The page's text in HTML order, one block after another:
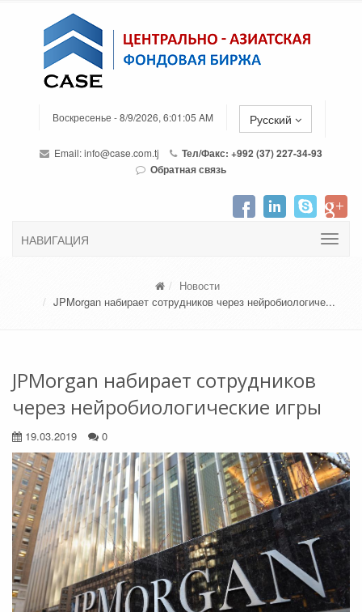
Воскресенье - 8/9/2026, 6:01:05 AM Русский
Email:info@case.com.tj
Тел/Факс: +992 (37) 227-34-93
Обратная связь
НАВИГАЦИЯ
Новости
JPMorgan набирает сотрудников через нейробиологиче...
JPMorgan набирает сотрудников
через нейробиологические игры
19.03.2019 0